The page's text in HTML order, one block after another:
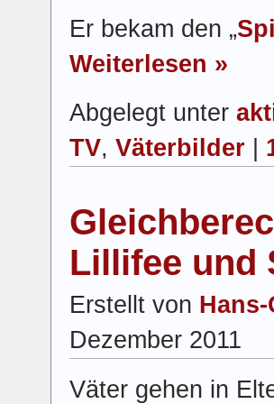
Er bekam den „
Weiterlesen »
Abgelegt unter
TV, Väterbilder
Lillifee und
Erstellt von
Dezember 2011
Väter gehen in